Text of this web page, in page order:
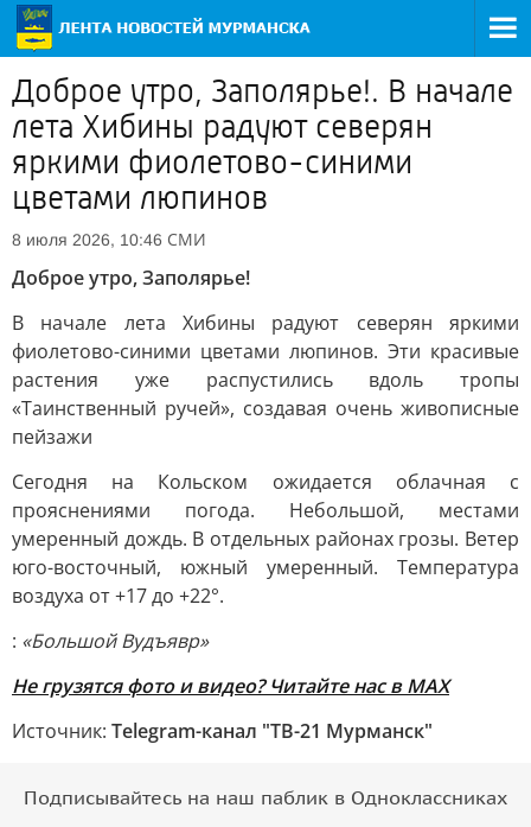
Доброе утро, Заполярье!. В начале
лета Хибины радуют северян
яркими фиолетово-синими
цветами люпинов
8 июля 2026, 10:46 СМИ
Доброе утро, Заполярье!
В начале лета Хибины радуют северян яркими
фиолетово-синими цветами люпинов. Эти красивые
растения уже распустились вдоль тропы
«Таинственный ручей», создавая очень живописные
пейзажи
Сегодня на Кольском ожидается облачная с
прояснениями погода. Небольшой, местами
умеренный дождь. В отдельных районах грозы. Ветер
юго-восточный, южный умеренный. Температура
воздуха от +17 до +22°.
: «Большой Вудъявр»
Не грузятся фото и видео? Читайте нас в MAX
Источник: Telegram-канал "ТВ-21 Мурманск"
Подписывайтесь на наш паблик в Одноклассниках